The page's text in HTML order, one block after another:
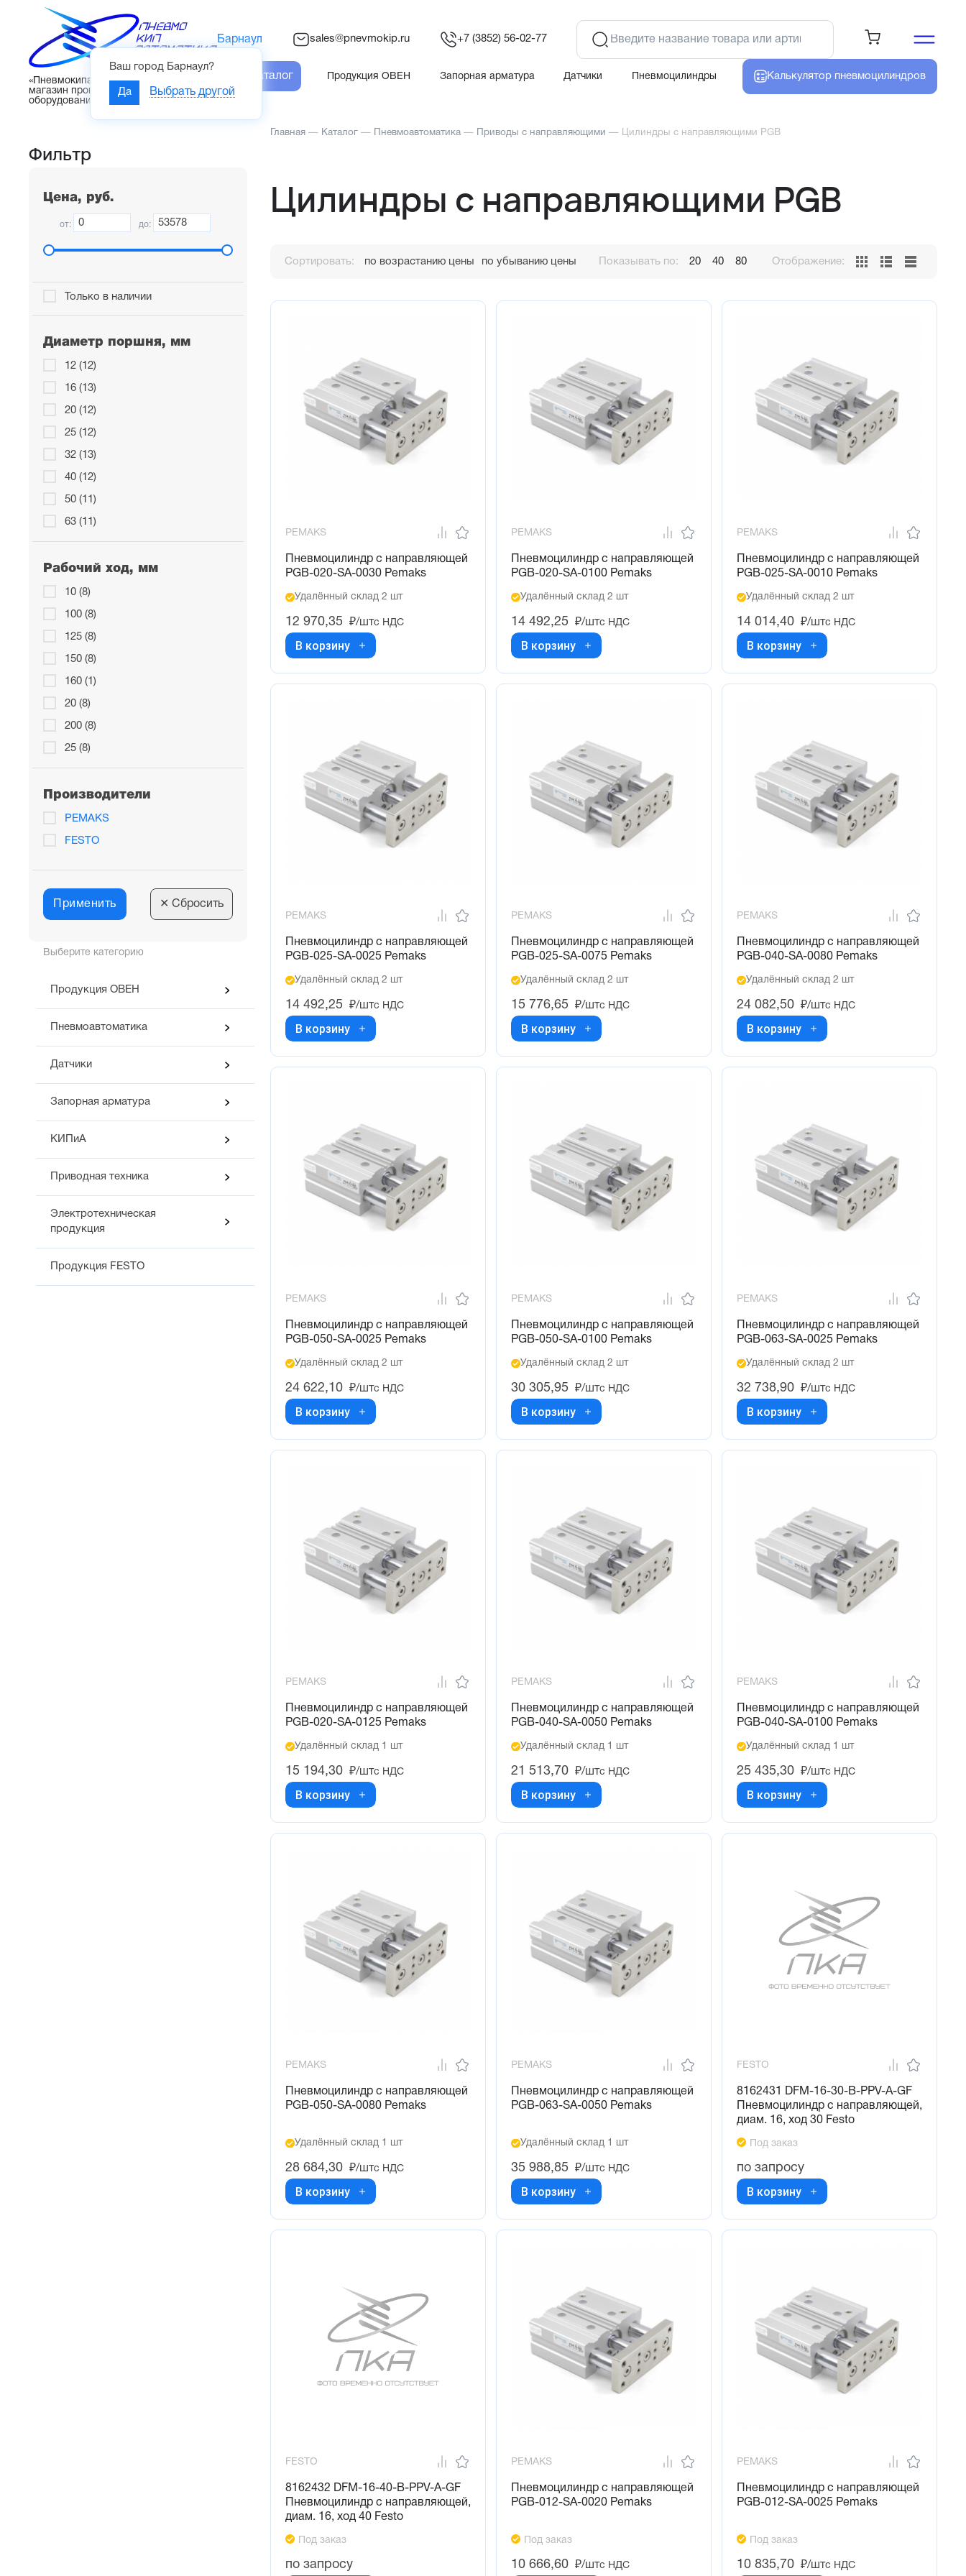
«Пневмокипавтоматика» – интернет-
магазин промышленного
оборудования
Барнаул
Ваш город Барнаул?
Да Выбрать другой
sales@pnevmokip.ru +7 (3852) 56-02-77
Каталог Продукция ОВЕН Запорная арматура Датчики Пневмоцилиндры Калькулятор пневмоцилиндров
Выберите категорию
Продукция ОВЕН
Пневмоавтоматика
Датчики
Запорная арматура
КИПиА
Приводная техника
Электротехническая
продукция
Продукция FESTO
Фильтр
Цена, руб.
от: до:
Только в наличии
Диаметр поршня, мм
12 (12)
16 (13)
20 (12)
25 (12)
32 (13)
40 (12)
50 (11)
63 (11)
Рабочий ход, мм
10 (8)
100 (8)
125 (8)
150 (8)
160 (1)
20 (8)
200 (8)
25 (8)
250 (2)
30 (9)
40 (9)
50 (8)
80 (8)
Производители
PEMAKS
FESTO
Применить ✕ Сбросить
Главная — Каталог — Пневмоавтоматика — Приводы с направляющими — Цилиндры с направляющими PGB
Цилиндры с направляющими PGB
Сортировать: по возрастанию цены по убыванию цены Показывать по: 20 40 80 Отображение:
PEMAKS
Пневмоцилиндр с направляющей
PGB-020-SA-0030 Pemaks
Удалённый склад 2 шт
12 970,35 ₽/штс НДС
В корзину
PEMAKS
Пневмоцилиндр с направляющей
PGB-020-SA-0100 Pemaks
Удалённый склад 2 шт
14 492,25 ₽/штс НДС
В корзину
PEMAKS
Пневмоцилиндр с направляющей
PGB-025-SA-0010 Pemaks
Удалённый склад 2 шт
14 014,40 ₽/штс НДС
В корзину
PEMAKS
Пневмоцилиндр с направляющей
PGB-025-SA-0025 Pemaks
Удалённый склад 2 шт
14 492,25 ₽/штс НДС
В корзину
PEMAKS
Пневмоцилиндр с направляющей
PGB-025-SA-0075 Pemaks
Удалённый склад 2 шт
15 776,65 ₽/штс НДС
В корзину
PEMAKS
Пневмоцилиндр с направляющей
PGB-040-SA-0080 Pemaks
Удалённый склад 2 шт
24 082,50 ₽/штс НДС
В корзину
PEMAKS
Пневмоцилиндр с направляющей
PGB-050-SA-0025 Pemaks
Удалённый склад 2 шт
24 622,10 ₽/штс НДС
В корзину
PEMAKS
Пневмоцилиндр с направляющей
PGB-050-SA-0100 Pemaks
Удалённый склад 2 шт
30 305,95 ₽/штс НДС
В корзину
PEMAKS
Пневмоцилиндр с направляющей
PGB-063-SA-0025 Pemaks
Удалённый склад 2 шт
32 738,90 ₽/штс НДС
В корзину
PEMAKS
Пневмоцилиндр с направляющей
PGB-020-SA-0125 Pemaks
Удалённый склад 1 шт
15 194,30 ₽/штс НДС
В корзину
PEMAKS
Пневмоцилиндр с направляющей
PGB-040-SA-0050 Pemaks
Удалённый склад 1 шт
21 513,70 ₽/штс НДС
В корзину
PEMAKS
Пневмоцилиндр с направляющей
PGB-040-SA-0100 Pemaks
Удалённый склад 1 шт
25 435,30 ₽/штс НДС
В корзину
PEMAKS
Пневмоцилиндр с направляющей
PGB-050-SA-0080 Pemaks
Удалённый склад 1 шт
28 684,30 ₽/штс НДС
В корзину
PEMAKS
Пневмоцилиндр с направляющей
PGB-063-SA-0050 Pemaks
Удалённый склад 1 шт
35 988,85 ₽/штс НДС
В корзину
FESTO
8162431 DFM-16-30-B-PPV-A-GF
Пневмоцилиндр с направляющей,
диам. 16, ход 30 Festo
Под заказ
по запросу
В корзину
FESTO
8162432 DFM-16-40-B-PPV-A-GF
Пневмоцилиндр с направляющей,
диам. 16, ход 40 Festo
Под заказ
по запросу
PEMAKS
Пневмоцилиндр с направляющей
PGB-012-SA-0020 Pemaks
Под заказ
10 666,60 ₽/штс НДС
PEMAKS
Пневмоцилиндр с направляющей
PGB-012-SA-0025 Pemaks
Под заказ
10 835,70 ₽/штс НДС